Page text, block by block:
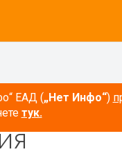
ЕАД („Нет Инфо“)
тук.